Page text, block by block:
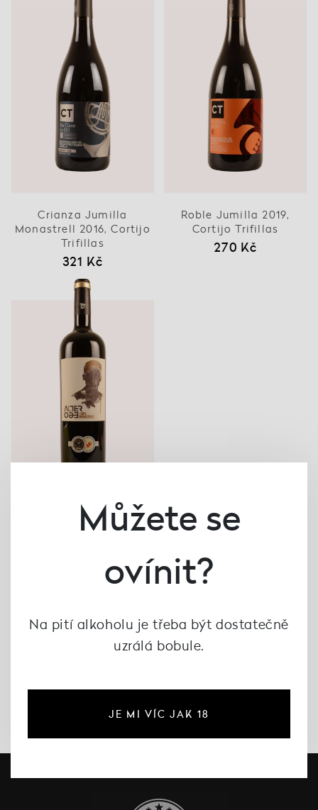
Crianza Jumilla
Monastrell 2016, Cortijo
Trifillas
321 Kč
Roble Jumilla 2019,
Cortijo Trifillas
270 Kč
Alter Ego Monastrell
2018, Cortijo Trifillas
není skladem
Můžete se
ovínit?
Na pití alkoholu je třeba být dostatečně
uzrálá bobule.
JE MI VÍC JAK 18